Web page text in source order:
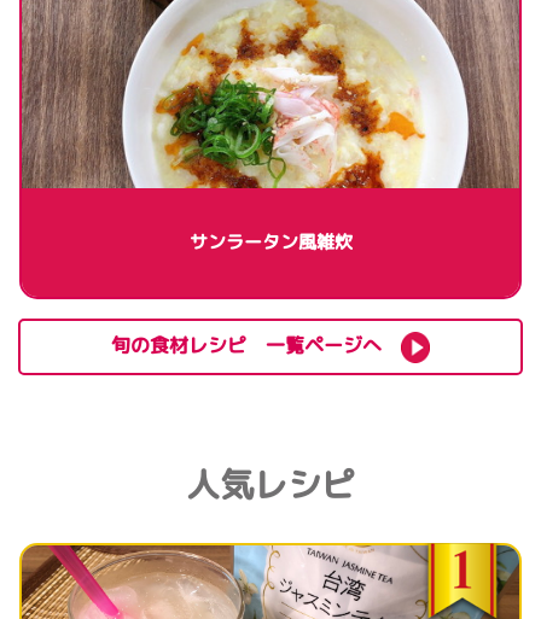
サンラータン風雑炊
旬の食材レシピ 一覧ページへ
人気レシピ